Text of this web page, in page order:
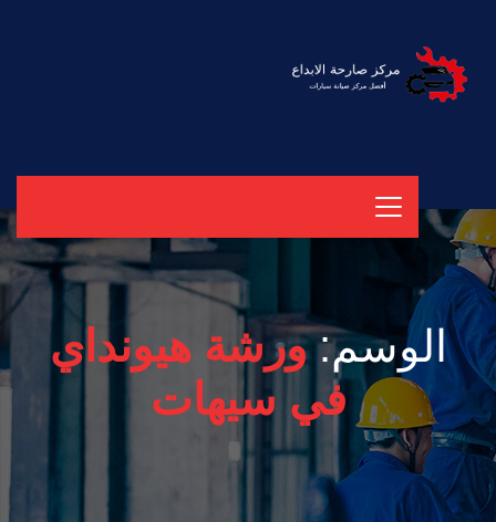
الوسم:ورشة هيونداي
في سيهات